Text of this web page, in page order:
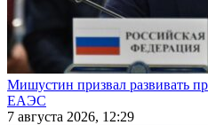
Мишустин призвал развивать
ЕАЭС
7 августа 2026, 12:29